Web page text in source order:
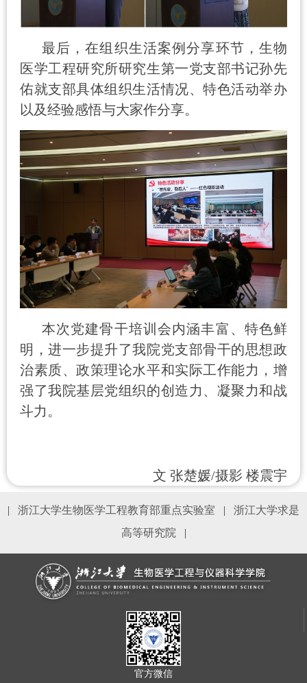
最后，在组织生活案例分享环节，生物
医学工程研究所研究生第一党支部书记孙先
佑就支部具体组织生活情况、特色活动举办
以及经验感悟与大家作分享。
本次党建骨干培训会内涵丰富、特色鲜
明，进一步提升了我院党支部骨干的思想政
治素质、政策理论水平和实际工作能力，增
强了我院基层党组织的创造力、凝聚力和战
斗力。
文 张楚媛/摄影 楼震宇
| 浙江大学生物医学工程教育部重点实验室 |
浙江大学求是
高等研究院
|
官方微信